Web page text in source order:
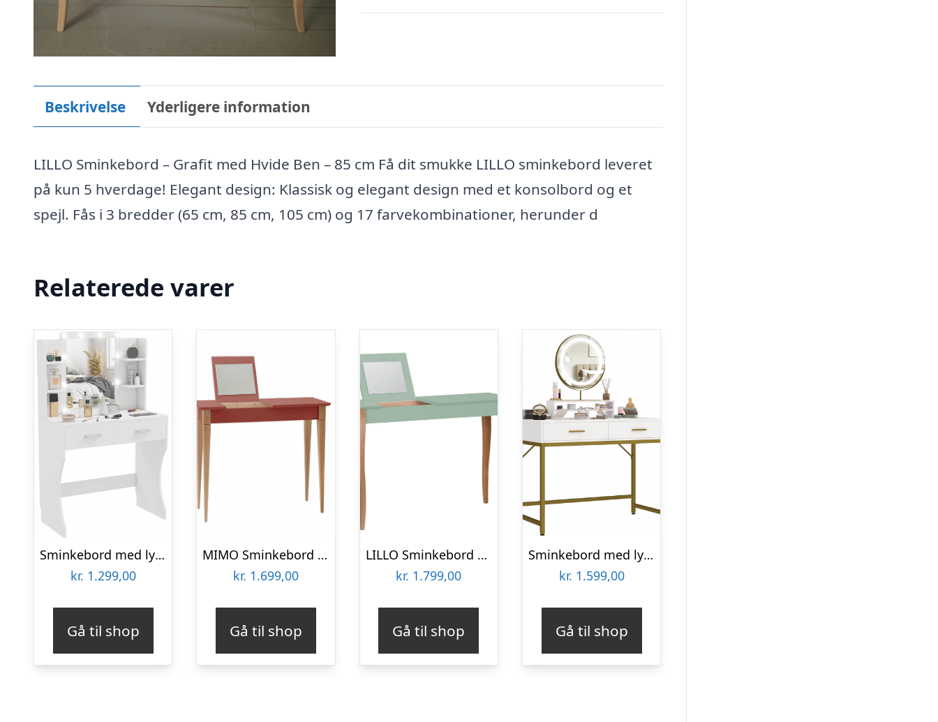
Beskrivelse Yderligere information
LILLO Sminkebord – Grafit med Hvide Ben – 85 cm Få dit smukke LILLO sminkebord leveret
på kun 5 hverdage! Elegant design: Klassisk og elegant design med et konsolbord og et
spejl. Fås i 3 bredder (65 cm, 85 cm, 105 cm) og 17 farvekombinationer, herunder d
Relaterede varer
Sminkebord med lys og spejl i møbelplade H75 – 132 x B80 x D40 cm – Hvid
kr. 1.299,00
Gå til shop
MIMO Sminkebord med spejl 85x35cm Antik pink
kr. 1.699,00
Gå til shop
LILLO Sminkebord med spejl 105x35cm Salviegrøn
kr. 1.799,00
Gå til shop
Sminkebord med lys og spejl i stål og MDF H76 – 137,5 x B100 x D50 cm – Mat guld/Hvid
kr. 1.599,00
Gå til shop